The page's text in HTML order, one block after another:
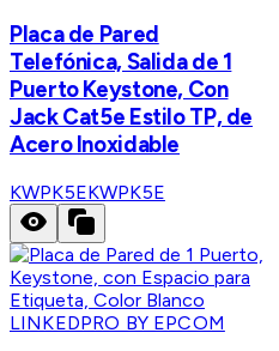
Placa de Pared
Telefónica, Salida de 1
Puerto Keystone, Con
Jack Cat5e Estilo TP, de
Acero Inoxidable
KWPK5EKWPK5E
LINKEDPRO BY EPCOM